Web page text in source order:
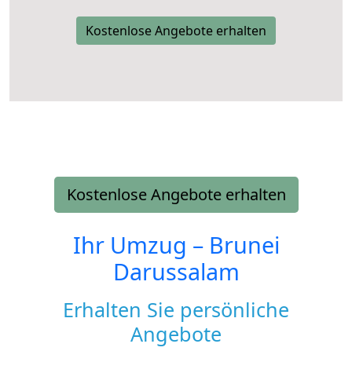
Kostenlose Angebote erhalten
Kostenlose Angebote erhalten
Ihr Umzug – Brunei
Darussalam
Erhalten Sie persönliche
Angebote